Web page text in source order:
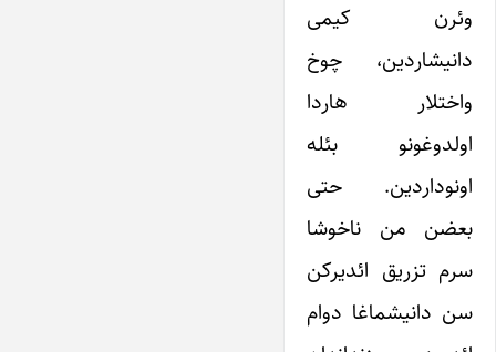
وئرن کیمی
دانیشاردین، چوخ
واختلار هاردا
اولدوغونو بئله
اونوداردین. حتی
بعضن من ناخوشا
سرم تزریق ائدیرکن
سن دانیشماغا دوام